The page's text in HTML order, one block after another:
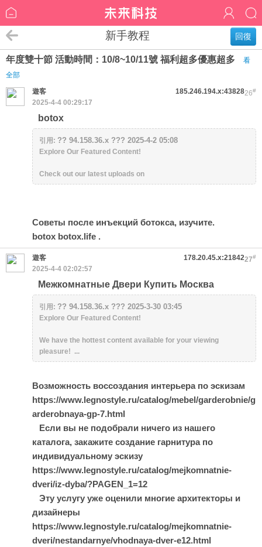
回復
新手教程
年度雙十節 活動時間：10/8~10/11號 福利超多優惠超多
看
全部
26#
遊客
185.246.194.x:43828
2025-4-4 00:29:17
botox
引用: ?? 94.158.36.x ??? 2025-4-2 05:08
Explore Our Featured Content!
Check out our latest uploads on
Советы после инъекций ботокса, изучите.
botox botox.life .
27#
遊客
178.20.45.x:21842
2025-4-4 02:02:57
Межкомнатные Двери Купить Москва
引用: ?? 94.158.36.x ??? 2025-3-30 03:45
Explore Our Featured Content!
We have the hottest content available for your viewing
pleasure! ...
Возможность воссоздания интерьера по эскизам
https://www.legnostyle.ru/catalog/mebel/garderobnie/g
arderobnaya-gp-7.html
Если вы не подобрали ничего из нашего
каталога, закажите создание гарнитура по
индивидуальному эскизу
https://www.legnostyle.ru/catalog/mejkomnatnie-
dveri/iz-dyba/?PAGEN_1=12
Эту услугу уже оценили многие архитекторы и
дизайнеры
https://www.legnostyle.ru/catalog/mejkomnatnie-
dveri/nestandarnye/vhodnaya-dver-e12.html